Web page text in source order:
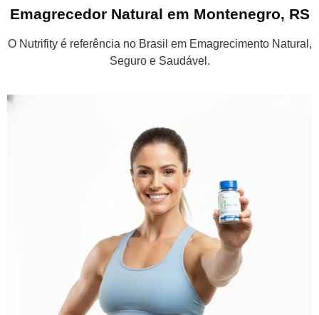
Emagrecedor Natural em Montenegro, RS
O Nutrifity é referência no Brasil em Emagrecimento Natural,
Seguro e Saudável.